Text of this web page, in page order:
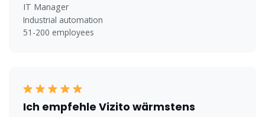
IT Manager
Industrial automation
51-200 employees
Ich empfehle Vizito wärmstens